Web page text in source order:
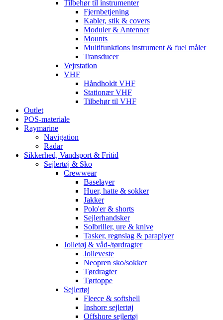
Tilbehør til instrumenter
Fjernbetjening
Kabler, stik & covers
Moduler & Antenner
Mounts
Multifunktions instrument & fuel måler
Transducer
Vejrstation
VHF
Håndholdt VHF
Stationær VHF
Tilbehør til VHF
Outlet
POS-materiale
Raymarine
Navigation
Radar
Sikkerhed, Vandsport & Fritid
Sejlertøj & Sko
Crewwear
Baselayer
Huer, hatte & sokker
Jakker
Polo'er & shorts
Sejlerhandsker
Solbriller, ure & knive
Tasker, regnslag & paraplyer
Jolletøj & våd-/tørdragter
Jolleveste
Neopren sko/sokker
Tørdragter
Tørtoppe
Sejlertøj
Fleece & softshell
Inshore sejlertøj
Offshore sejlertøj